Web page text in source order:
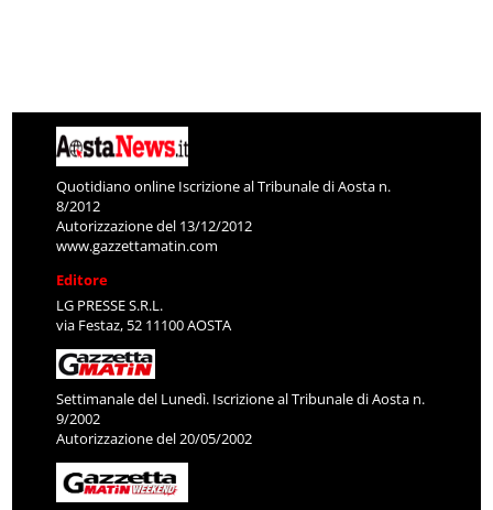
Quotidiano online Iscrizione al Tribunale di Aosta n.
8/2012
Autorizzazione del 13/12/2012
www.gazzettamatin.com
Editore
LG PRESSE S.R.L.
via Festaz, 52 11100 AOSTA
Settimanale del Lunedì. Iscrizione al Tribunale di Aosta n.
9/2002
Autorizzazione del 20/05/2002